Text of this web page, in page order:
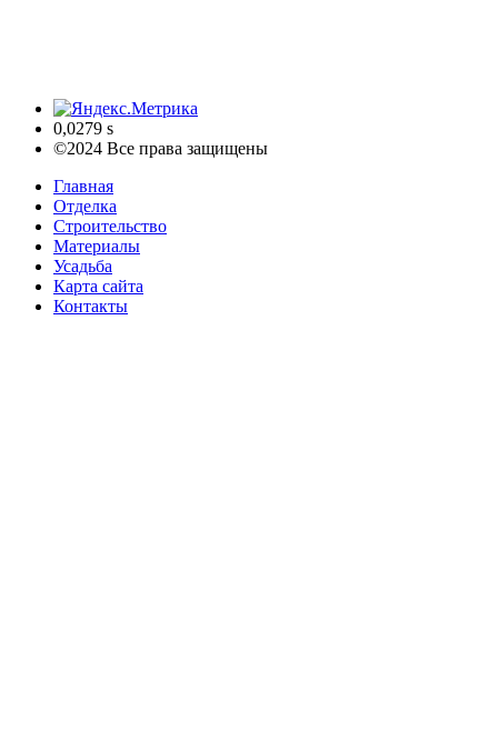
0,0279 s
©2024 Все права защищены
Главная
Отделка
Строительство
Материалы
Усадьба
Карта сайта
Контакты